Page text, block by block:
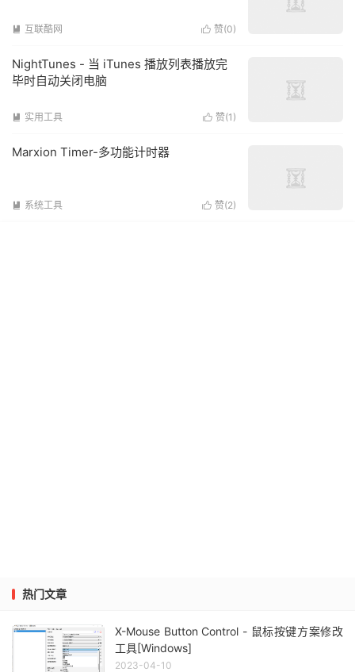
 赞(0)
 互联酷网
NightTunes - 当 iTunes 播放列表播放完
毕时自动关闭电脑
 赞(1 )
 实用工具
Marxion Timer-多功能计时器
 赞(2)
 系统工具
热门文章
X-Mouse Button Control - 鼠标按键方案修改
工具[Windows]
2023-04-10